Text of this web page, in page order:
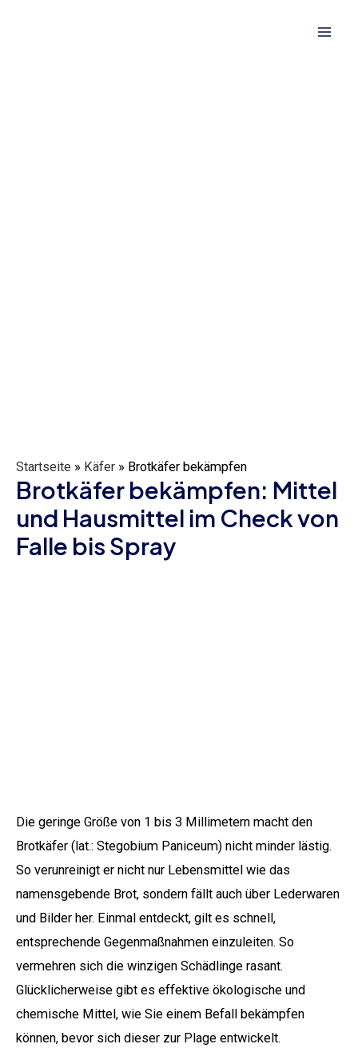
Startseite » Käfer » Brotkäfer bekämpfen
Brotkäfer bekämpfen: Mittel
und Hausmittel im Check von
Falle bis Spray
Die geringe Größe von 1 bis 3 Millimetern macht den
Brotkäfer (lat.: Stegobium Paniceum) nicht minder lästig.
So verunreinigt er nicht nur Lebensmittel wie das
namensgebende Brot, sondern fällt auch über Lederwaren
und Bilder her. Einmal entdeckt, gilt es schnell,
entsprechende Gegenmaßnahmen einzuleiten. So
vermehren sich die winzigen Schädlinge rasant.
Glücklicherweise gibt es effektive ökologische und
chemische Mittel, wie Sie einem Befall bekämpfen
können, bevor sich dieser zur Plage entwickelt.